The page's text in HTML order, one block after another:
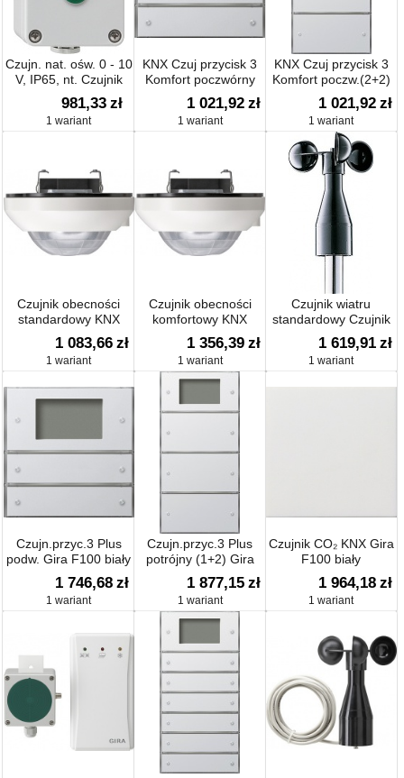
Czujn. nat. ośw. 0 - 10
V, IP65, nt. Czujnik
981,33 zł
1 wariant
KNX Czuj przycisk 3
Komfort poczwórny
Gira F100 biały
1 021,92 zł
1 wariant
KNX Czuj przycisk 3
Komfort poczw.(2+2)
Gira F100 biały
1 021,92 zł
1 wariant
Czujnik obecności
standardowy KNX
1 083,66 zł
1 wariant
Czujnik obecności
komfortowy KNX
1 356,39 zł
1 wariant
Czujnik wiatru
standardowy Czujnik
1 619,91 zł
1 wariant
Czujn.przyc.3 Plus
podw. Gira F100 biały
1 746,68 zł
1 wariant
Czujn.przyc.3 Plus
potrójny (1+2) Gira
F100 biały
1 877,15 zł
1 wariant
Czujnik CO₂ KNX Gira
F100 biały
1 964,18 zł
1 wariant